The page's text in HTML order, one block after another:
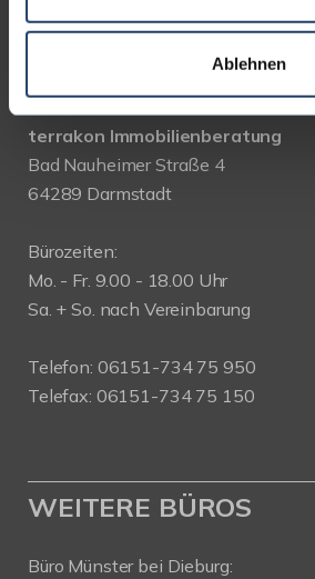
Ablehnen
terrakon Immobilienberatung
Bad Nauheimer Straße 4
64289 Darmstadt
Bürozeiten:
Mo. - Fr. 9.00 - 18.00 Uhr
Sa. + So. nach Vereinbarung
Telefon: 06151-734 75 950
Telefax: 06151-734 75 150
WEITERE BÜROS
Büro Münster bei Dieburg: